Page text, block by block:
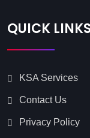
QUICK LINKS
KSA Services
Contact Us
Privacy Policy